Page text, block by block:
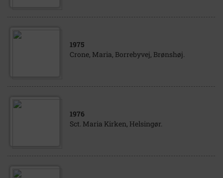
1975
Crone, Maria, Borrebyvej, Brønshøj.
1976
Sct. Maria Kirken, Helsingør.